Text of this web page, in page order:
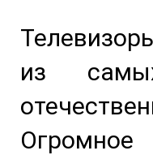
из
Огромное